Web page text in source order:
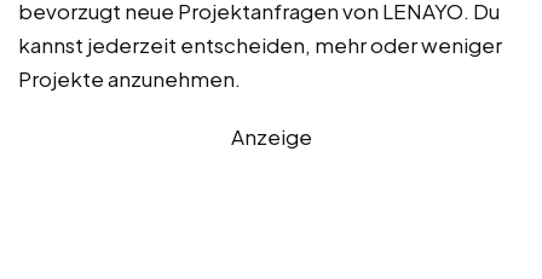
bevorzugt neue Projektanfragen von LENAYO. Du
kannst jederzeit entscheiden, mehr oder weniger
Projekte anzunehmen.
Anzeige